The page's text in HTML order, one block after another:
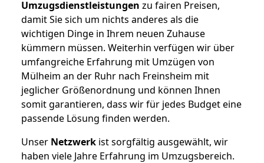
Umzugsdienstleistungen zu fairen Preisen,
damit Sie sich um nichts anderes als die
wichtigen Dinge in Ihrem neuen Zuhause
kümmern müssen. Weiterhin verfügen wir über
umfangreiche Erfahrung mit Umzügen von
Mülheim an der Ruhr nach Freinsheim mit
jeglicher Größenordnung und können Ihnen
somit garantieren, dass wir für jedes Budget eine
passende Lösung finden werden.
Unser Netzwerk ist sorgfältig ausgewählt, wir
haben viele Jahre Erfahrung im Umzugsbereich.